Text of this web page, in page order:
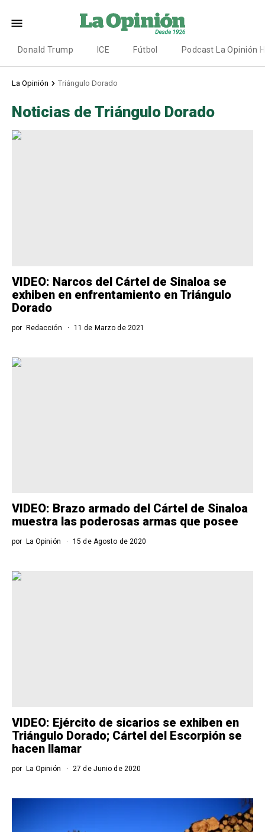
Donald Trump ICE Fútbol Podcast La Opinión
La Opinión Triángulo Dorado
Noticias de Triángulo Dorado
VIDEO: Narcos del Cártel de Sinaloa se
exhiben en enfrentamiento en Triángulo
Dorado
por Redacción 11 de Marzo de 2021
VIDEO: Brazo armado del Cártel de Sinaloa
muestra las poderosas armas que posee
por La Opinión 15 de Agosto de 2020
VIDEO: Ejército de sicarios se exhiben en
Triángulo Dorado; Cártel del Escorpión se
hacen llamar
por La Opinión 27 de Junio de 2020